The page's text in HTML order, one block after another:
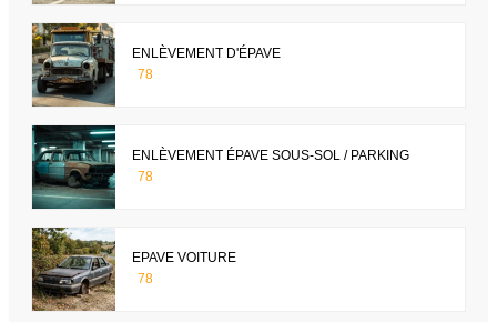
ENLÈVEMENT D'ÉPAVE
78
ENLÈVEMENT ÉPAVE SOUS-SOL / PARKING
78
EPAVE VOITURE
78